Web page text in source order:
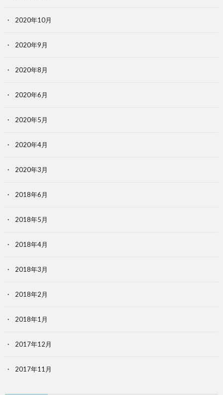
2020年10月
2020年9月
2020年8月
2020年6月
2020年5月
2020年4月
2020年3月
2018年6月
2018年5月
2018年4月
2018年3月
2018年2月
2018年1月
2017年12月
2017年11月